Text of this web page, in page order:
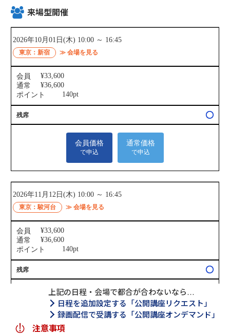
来場型開催
上記の日程・会場で都合が合わないなら…
日程を追加設定する「公開講座リクエスト」
録画配信で受講する「公開講座オンデマンド」
注意事項